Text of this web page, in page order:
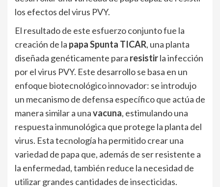
los efectos del virus PVY.
El resultado de este esfuerzo conjunto fue la
creación de la papa Spunta TICAR, una planta
diseñada genéticamente para resistirla infección
por el virus PVY. Este desarrollo se basa en un
enfoque biotecnológico innovador: se introdujo
un mecanismo de defensa específico que actúa de
manera similar a unavacuna, estimulando una
respuesta inmunológica que protege la planta del
virus. Esta tecnología ha permitido crear una
variedad de papa que, además de ser resistente a
la enfermedad, también reduce la necesidad de
utilizar grandes cantidades de insecticidas.